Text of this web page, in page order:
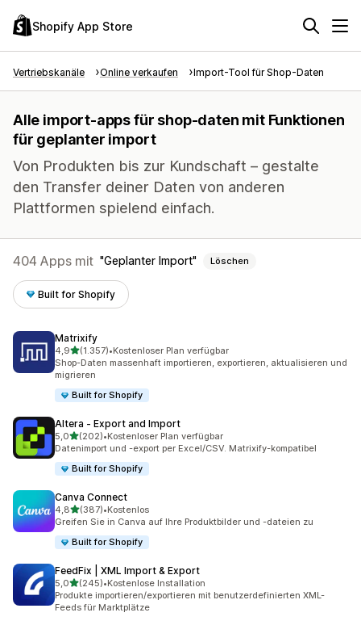
Shopify App Store
Vertriebskanäle Online verkaufen Import-Tool für Shop-Daten
Alle import-apps für shop-daten mit Funktionen
für geplanter import
Von Produkten bis zur Kundschaft – gestalte
den Transfer deiner Daten von anderen
Plattformen spielend einfach.
404 Apps mit Geplanter Import Löschen
Built for Shopify
Matrixify
4,9von 5 Sternen
(1.357)
1357 Rezensionen insgesamt
•Kostenloser Plan verfügbar
Shop-Daten massenhaft importieren, exportieren, aktualisieren und
migrieren
Built for Shopify
Altera ‑ Export and Import
5,0von 5 Sternen
(202)
202 Rezensionen insgesamt
•Kostenloser Plan verfügbar
Datenimport und -export per Excel/CSV. Matrixify-kompatibel
Built for Shopify
Canva Connect
4,8von 5 Sternen
(387)
387 Rezensionen insgesamt
•Kostenlos
Greifen Sie in Canva auf Ihre Produktbilder und -dateien zu
Built for Shopify
FeedFix | XML Import & Export
5,0von 5 Sternen
(245)
245 Rezensionen insgesamt
•Kostenlose Installation
Produkte importieren/exportieren mit benutzerdefinierten XML-
Feeds für Marktplätze